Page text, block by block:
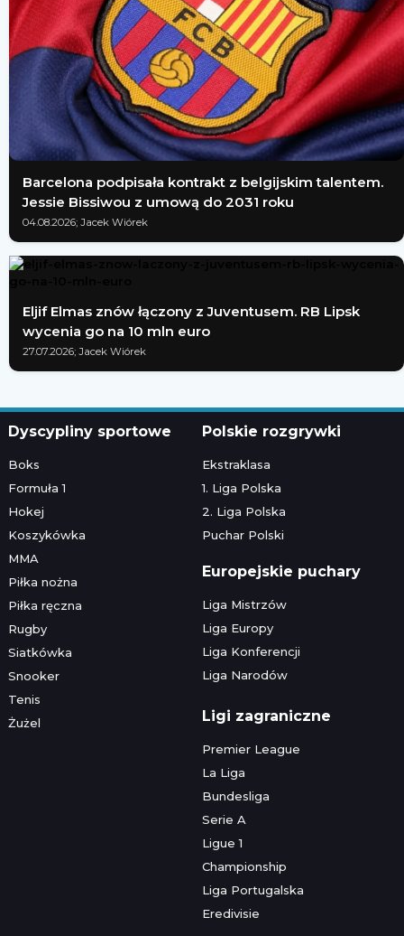
Barcelona podpisała kontrakt z belgijskim talentem.
Jessie Bissiwou z umową do 2031 roku
04.08.2026; Jacek Wiórek
Eljif Elmas znów łączony z Juventusem. RB Lipsk
wycenia go na 10 mln euro
27.07.2026; Jacek Wiórek
Dyscypliny sportowe
Boks
Formuła 1
Hokej
Koszykówka
MMA
Piłka nożna
Piłka ręczna
Rugby
Siatkówka
Snooker
Tenis
Żużel
Polskie rozgrywki
Ekstraklasa
1. Liga Polska
2. Liga Polska
Puchar Polski
Europejskie puchary
Liga Mistrzów
Liga Europy
Liga Konferencji
Liga Narodów
Ligi zagraniczne
Premier League
La Liga
Bundesliga
Serie A
Ligue 1
Championship
Liga Portugalska
Eredivisie